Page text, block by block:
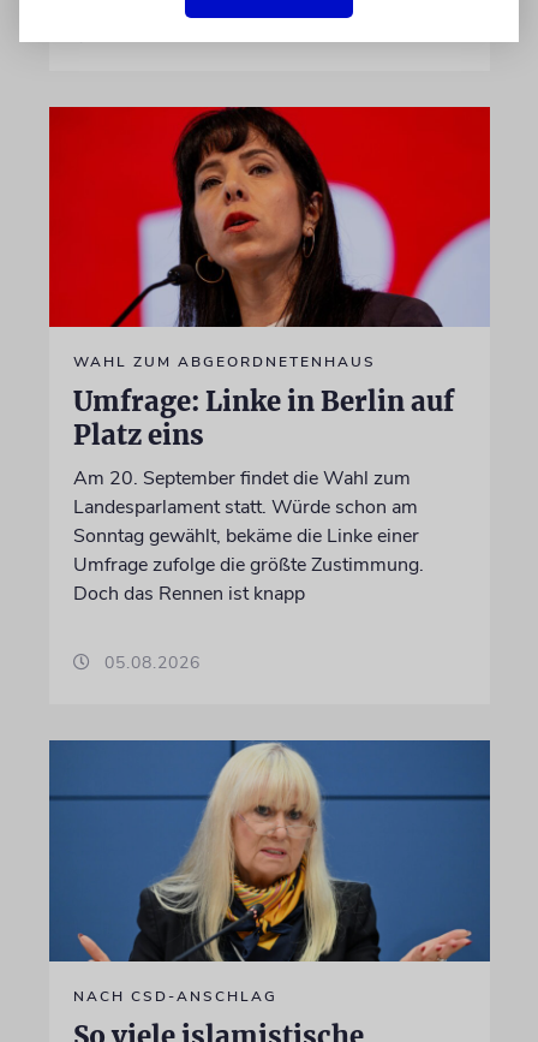
WAHL ZUM ABGEORDNETENHAUS
Umfrage: Linke in Berlin auf
Platz eins
Am 20. September findet die Wahl zum
Landesparlament statt. Würde schon am
Sonntag gewählt, bekäme die Linke einer
Umfrage zufolge die größte Zustimmung.
Doch das Rennen ist knapp
05.08.2026
NACH CSD-ANSCHLAG